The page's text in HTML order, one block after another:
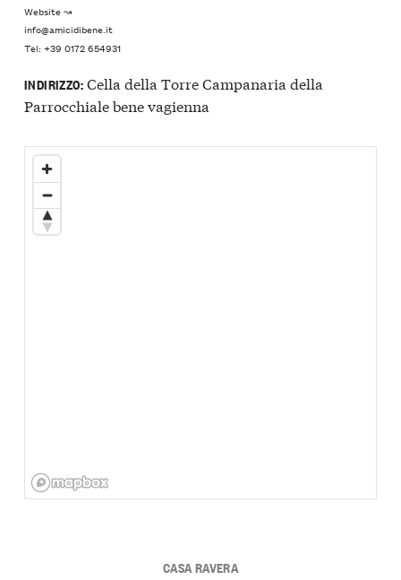
Website ↝
info@amicidibene.it
Tel: +39 0172 654931
INDIRIZZO:Cella della Torre Campanaria della
Parrocchiale bene vagienna
CASA RAVERA